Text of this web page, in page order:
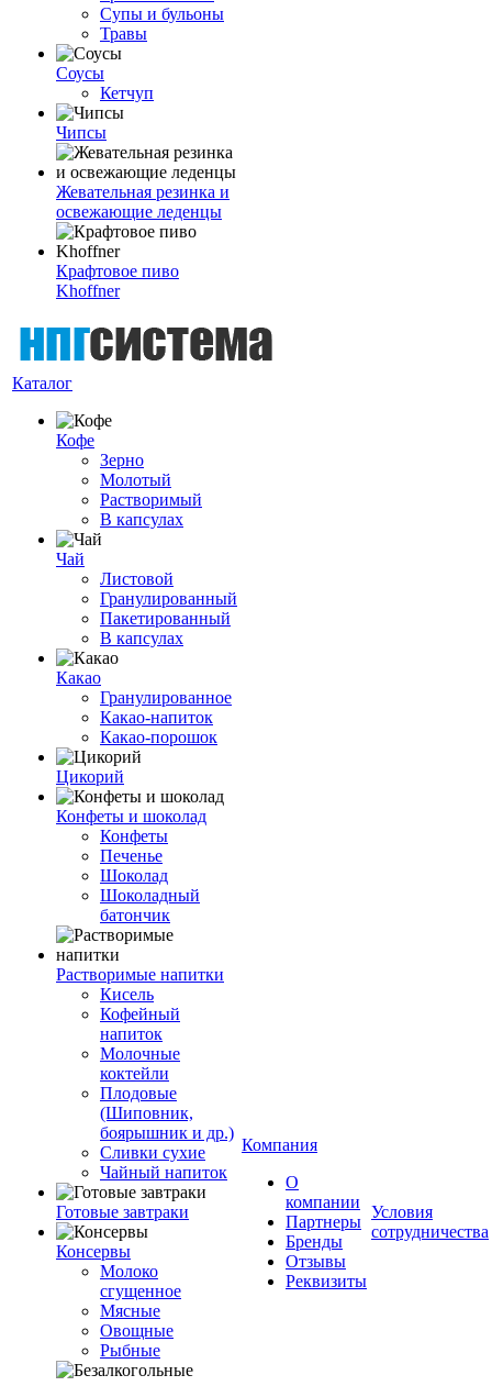
Супы и бульоны
Травы
Соусы
Кетчуп
Чипсы
Жевательная резинка и
освежающие леденцы
Крафтовое пиво
Khoffner
Каталог
Кофе
Зерно
Молотый
Растворимый
В капсулах
Чай
Листовой
Гранулированный
Пакетированный
В капсулах
Какао
Гранулированное
Какао-напиток
Какао-порошок
Цикорий
Конфеты и шоколад
Конфеты
Печенье
Шоколад
Шоколадный
батончик
Растворимые напитки
Кисель
Кофейный
напиток
Молочные
коктейли
Плодовые
(Шиповник,
боярышник и др.)
Сливки сухие
Чайный напиток
Готовые завтраки
Консервы
Молоко
сгущенное
Мясные
Овощные
Рыбные
Компания
О
компании
Партнеры
Бренды
Отзывы
Реквизиты
Условия
сотрудничества